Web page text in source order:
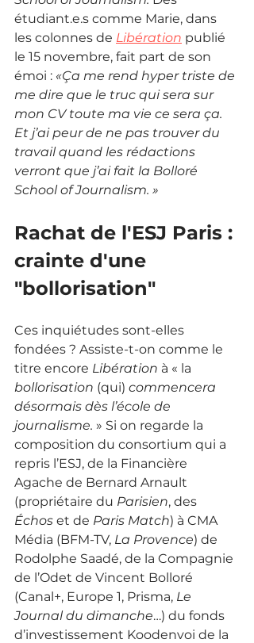
étudiant.e.s comme Marie, dans
les colonnes de Libération publié
le 15 novembre, fait part de son
émoi : «Ça me rend hyper triste de
me dire que le truc qui sera sur
mon CV toute ma vie ce sera ça.
Et j’ai peur de ne pas trouver du
travail quand les rédactions
verront que j’ai fait la Bolloré
School of Journalism. »
Rachat de l'ESJ Paris :
crainte d'une
"bollorisation"
Ces inquiétudes sont-elles
fondées ? Assiste-t-on comme le
titre encore Libération à « la
bollorisation (qui) commencera
désormais dès l’école de
journalisme. » Si on regarde la
composition du consortium qui a
repris l’ESJ, de la Financière
Agache de Bernard Arnault
(propriétaire du Parisien, des
Échos et de Paris Match) à CMA
Média (BFM-TV, La Provence) de
Rodolphe Saadé, de la Compagnie
de l’Odet de Vincent Bolloré
(Canal+, Europe 1, Prisma, Le
Journal du dimanche…) du fonds
d’investissement Koodenvoi de la